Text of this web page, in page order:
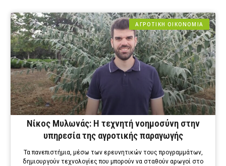
ΑΓΡΟΤΙΚΗ ΟΙΚΟΝΟΜΙΑ
Νίκος Μυλωνάς: H τεχνητή νοημοσύνη στην
υπηρεσία της αγροτικής παραγωγής
Τα πανεπιστήμια, μέσω των ερευνητικών τους προγραμμάτων,
δημιουργούν τεχνολογίες που μπορούν να σταθούν αρωγοί στο